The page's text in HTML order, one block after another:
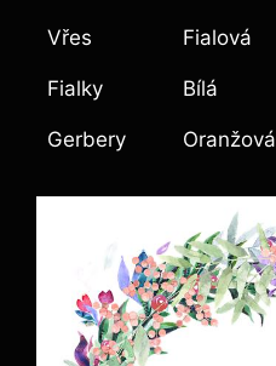
Vřes Fialová
Fialky Bílá
Gerbery Oranžová